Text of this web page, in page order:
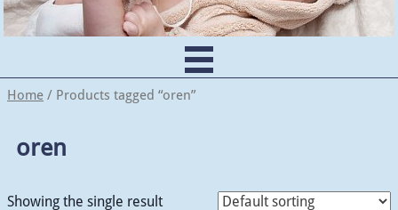
Home / Products tagged “oren”
oren
Showing the single result